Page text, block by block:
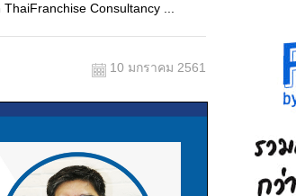
Consultancy ...
10 มกราคม 2561